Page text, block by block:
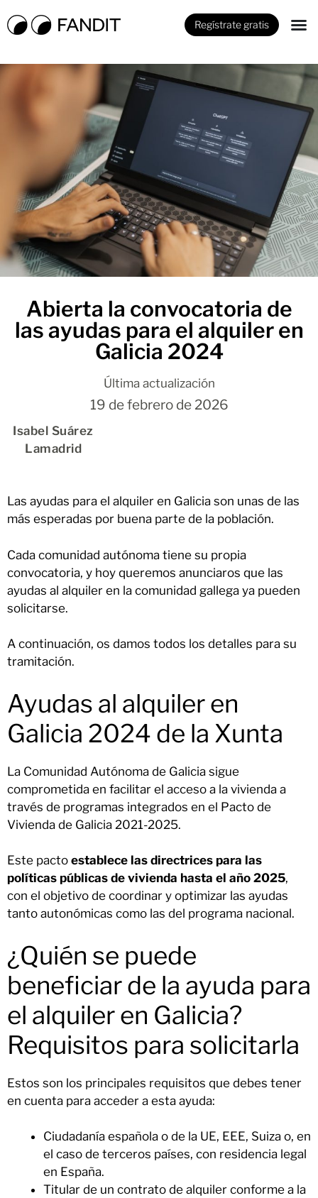
Regístrate gratis
Abierta la convocatoria de
las ayudas para el alquiler en
Galicia 2024
Última actualización
19 de febrero de 2026
Isabel Suárez
Lamadrid
Las ayudas para el alquiler en Galicia son unas de las
más esperadas por buena parte de la población.
Cada comunidad autónoma tiene su propia
convocatoria, y hoy queremos anunciaros que las
ayudas al alquiler en la comunidad gallega ya pueden
solicitarse.
A continuación, os damos todos los detalles para su
tramitación.
Ayudas al alquiler en
Galicia 2024 de la Xunta
La Comunidad Autónoma de Galicia sigue
comprometida en facilitar el acceso a la vivienda a
través de programas integrados en el Pacto de
Vivienda de Galicia 2021-2025.
Este pacto establece las directrices para las
políticas públicas de vivienda hasta el año 2025,
con el objetivo de coordinar y optimizar las ayudas
tanto autonómicas como las del programa nacional.
¿Quién se puede
beneficiar de la ayuda para
el alquiler en Galicia?
Requisitos para solicitarla
Estos son los principales requisitos que debes tener
en cuenta para acceder a esta ayuda:
Ciudadanía española o de la UE, EEE, Suiza o, en
el caso de terceros países, con residencia legal
en España.
Titular de un contrato de alquiler conforme a la